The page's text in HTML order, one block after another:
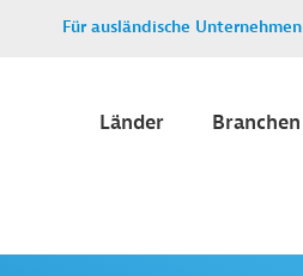
Für ausländische Unternehmen
Länder Branchen